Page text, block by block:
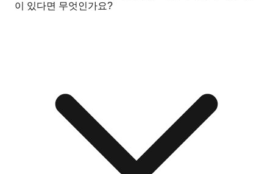
이 있다면 무엇인가요?